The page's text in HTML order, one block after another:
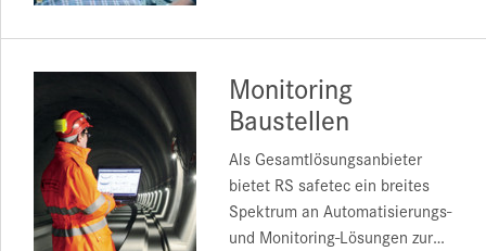
Monitoring
Baustellen
Als Gesamtlösungsanbieter
bietet RS safetec ein breites
Spektrum an Automatisierungs-
und Monitoring-Lösungen zur…